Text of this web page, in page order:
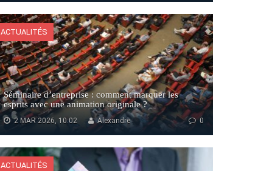
ACTUALITÉS
Séminaire d’entreprise : comment marquer les
esprits avec une animation originale ?
2 MAR 2026, 10:02 0
Alexandre
ACTUALITÉS